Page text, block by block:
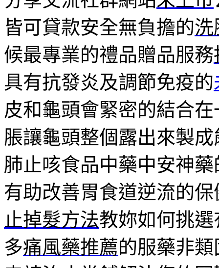
皆可貸款安全無負擔的洗
候最專業的禮品贈品服務
具有抗發炎及調節免疫的
皮和龜頭會緊密的結合在
脹讓龜頭整個露出來製
肺止咳食品中藥中安神
有助改善胃食道逆流的
止掉髮方法教妳如何挑
多痛風藥推薦的服藥非